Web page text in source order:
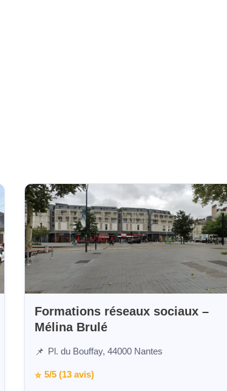
Formations réseaux sociaux –
Mélina Brulé
📌 Pl. du Bouffay, 44000 Nantes
⭐ 5/5 (13 avis)